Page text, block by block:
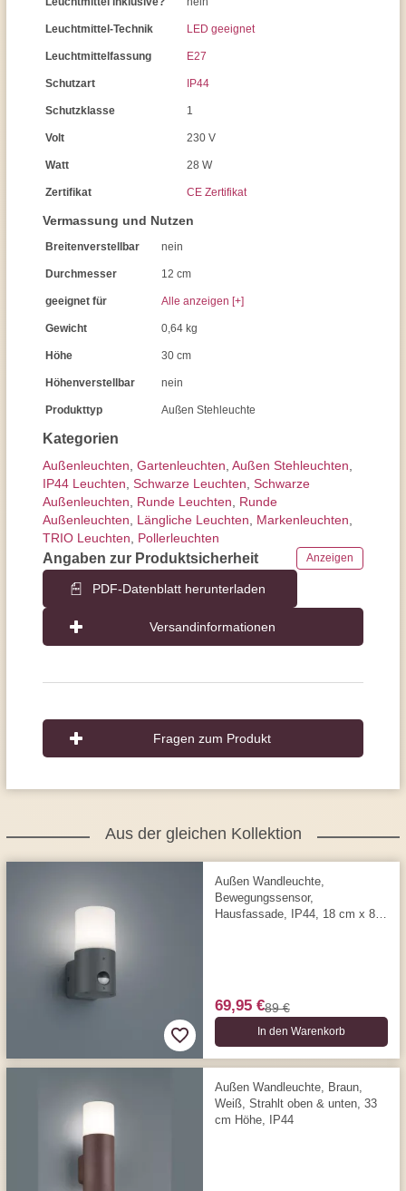
Kategorien
Außen­leuchten Gartenleuchten Außen Stehleuchten
IP44 Leuchten Schwarze Leuchten Schwarze
Außenleuchten
Runde Leuchten
Runde
Außenleuchten
Längliche Leuchten Markenleuchten
TRIO Leuchten
Pollerleuchten
Angaben zur Produktsicherheit Anzeigen
PDF-Datenblatt herunterladen
Versandinformationen
Leuchtmittel-Technik LED geeignet
Leuchtmittelfassung E27
Schutzart IP44
Schutzklasse 1
Volt 230 V
Watt 28 W
Zertifikat CE Zertifikat
Vermassung und Nutzen
Breitenverstellbar nein
Durchmesser 12 cm
geeignet für Alle anzeigen [+]
Gewicht 0,64 kg
Höhe 30 cm
Höhenverstellbar nein
Produkttyp Außen Stehleuchte
Fragen zum Produkt
Aus der gleichen Kollektion
Außen Wandleuchte,
Bewegungssensor,
Hausfassade, IP44, 18 cm x 8
69,95 €89 €
In den Warenkorb
Außen Wandleuchte, Braun,
Weiß, Strahlt oben & unten, 33
cm Höhe, IP44